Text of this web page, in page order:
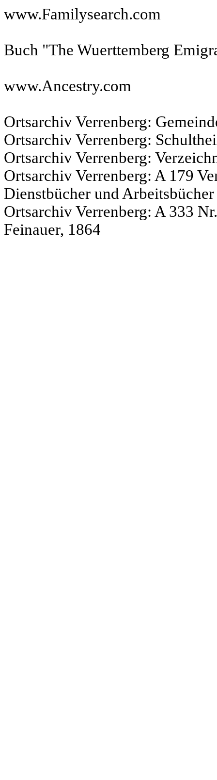
www.Familysearch.com
Buch "The Wuerttemberg
www.Ancestry.com
Ortsarchiv Verrenberg:
Ortsarchiv Verrenberg:
Ortsarchiv Verrenberg:
Ortsarchiv Verrenberg: A 179
Dienstbücher und
Ortsarchiv Verrenberg: A 333
Feinauer, 1864